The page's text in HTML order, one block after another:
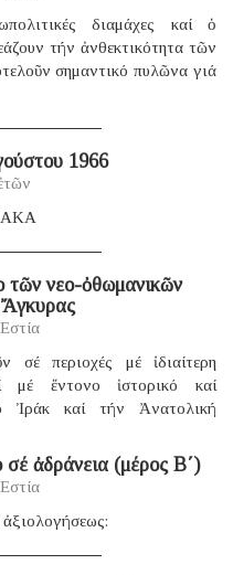
διαμάχες καί ὁ
τήν ἀνθεκτικότητα τῶν
σημαντικό πυλῶνα γιά
1966
τῶν νεο-ὀθωμανικῶν
Ἄγκυρας
περιοχές μέ ἰδιαίτερη
μέ ἔντονο ἱστορικό καί
Ἰράκ καί τήν Ἀνατολική
ἀδράνεια (μέρος B΄)
ἀξιολογήσεως: